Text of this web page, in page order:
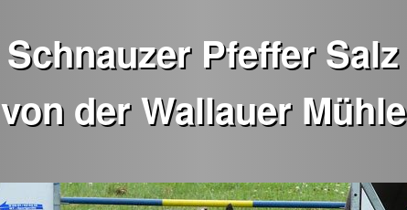
Schnauzer Pfeffer Salz
von der Wallauer Mühle